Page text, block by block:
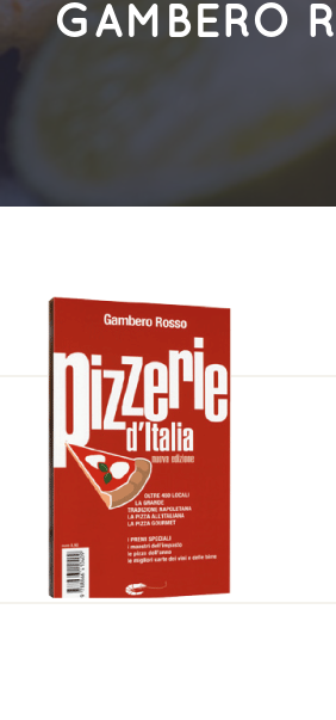
GAMBERO